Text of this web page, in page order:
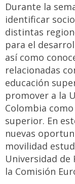
Durante la
identificar
distintas
para el
así como
relacionadas
educación
promover a la
Colombia
superior. En
nuevas
movilidad
Universidad de
la Comisión